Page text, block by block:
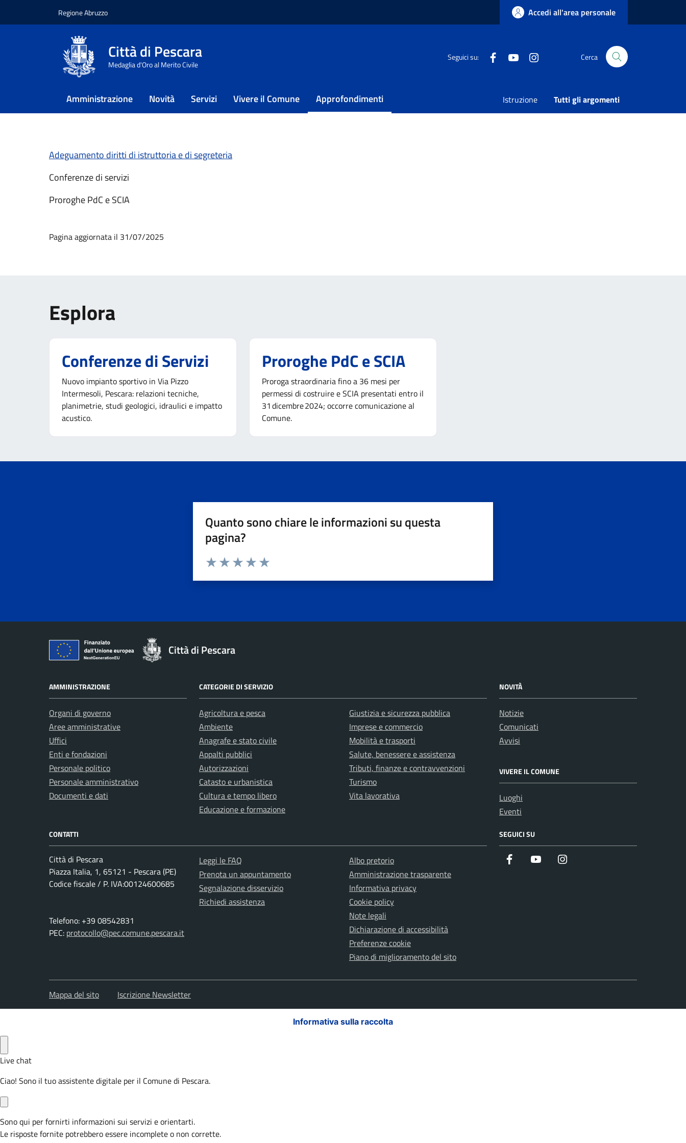
Regione Abruzzo Accedi all'area personale
Città di Pescara
Medaglia d'Oro al Merito Civile
Seguici su: FacebookYoutube Cerca
Amministrazione Novità Servizi Vivere il Comune Approfondimenti Istruzione Tutti gli argomenti
Home / Approfondimenti /
News
News- SUE
Adeguamento diritti di istruttoria e di segreteria
Conferenze di servizi
Proroghe PdC e SCIA
Pagina aggiornata il 31/07/2025
Esplora
Conferenze di Servizi
Nuovo impianto sportivo in Via Pizzo
Intermesoli, Pescara: relazioni tecniche,
planimetrie, studi geologici, idraulici e impatto
acustico.
Proroghe PdC e SCIA
Proroga straordinaria fino a 36 mesi per
permessi di costruire e SCIA presentati entro il
31 dicembre 2024; occorre comunicazione al
Comune.
Quanto sono chiare le informazioni su questa
pagina?
Città di Pescara
AMMINISTRAZIONE
Organi di governo
Aree amministrative
Uffici
Enti e fondazioni
Personale politico
Personale amministrativo
Documenti e dati
CATEGORIE DI SERVIZIO
Agricoltura e pesca
Ambiente
Anagrafe e stato civile
Appalti pubblici
Autorizzazioni
Catasto e urbanistica
Cultura e tempo libero
Educazione e formazione
Giustizia e sicurezza pubblica
Imprese e commercio
Mobilità e trasporti
Salute, benessere e assistenza
Tributi, finanze e contravvenzioni
Turismo
Vita lavorativa
NOVITÀ
Notizie
Comunicati
Avvisi
VIVERE IL COMUNE
Luoghi
Eventi
CONTATTI
Città di Pescara
Piazza Italia, 1, 65121 - Pescara (PE)
Codice fiscale / P. IVA:00124600685
Telefono: +39 08542831
PEC: protocollo@pec.comune.pescara.it
Leggi le FAQ
Prenota un appuntamento
Segnalazione disservizio
Richiedi assistenza
Albo pretorio
Amministrazione trasparente
Informativa privacy
Cookie policy
Note legali
Dichiarazione di accessibilità
Preferenze cookie
Piano di miglioramento del sito
SEGUICI SU
Facebook Youtube
Mappa del sito Iscrizione Newsletter
Informativa sulla raccolta